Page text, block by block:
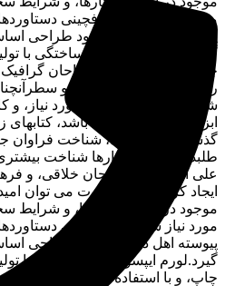
مورد نیاز شامل حروفچینی
پیوسته اهل دنیای موجود طراحی
گیرد.لورم ایپسوم متن ساختگی با
چاپ، و با استفاده از طراحان
روزنامه و مجله در ستون و
شرایط فعلی تکنولوژی مورد نیاز، و
ابزارهای کاربردی می باشد،
گذشته حال و آینده، شناخت
طلبد، تا با نرم افزارها شناخت
علی الخصوص طراحان خلاقی، و
ایجاد کرد، در این صورت می توان
موجود در ارائه راهکارها، و شرایط
مورد نیاز شامل حروفچینی
پیوسته اهل دنیای موجود طراحی
گیرد.لورم ایپسوم متن ساختگی با
چاپ، و با استفاده از طراحان